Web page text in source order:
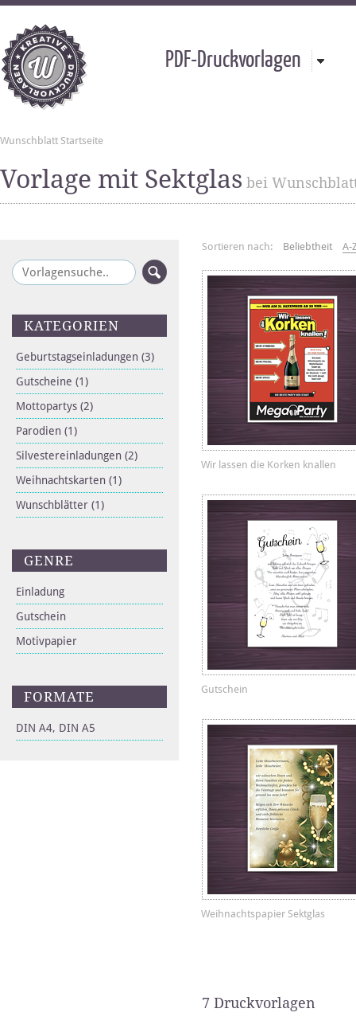
PDF-Druckvorlagen
Wunschblatt Startseite
Vorlage mit Sektglas bei
KATEGORIEN
Geburtstagseinladungen (3)
Gutscheine (1)
Mottopartys (2)
Parodien (1)
Silvestereinladungen (2)
Weihnachtskarten (1)
Wunschblätter (1)
GENRE
Einladung
Gutschein
Motivpapier
FORMATE
DIN A4, DIN A5
Sortieren nach: Beliebtheit A-
Wir lassen die Korken knallen
Gutschein
Weihnachtspapier Sektglas
7 Druckvorlagen